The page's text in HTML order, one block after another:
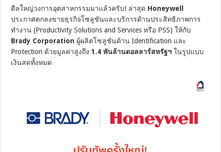
ดีลใหญ่วงการอุตสาหกรรมมาแล้วครับ! ล่าสุด Honeywell
ประกาศตกลงขายธุรกิจโซลูชันและบริการด้านประสิทธิภาพการ
ทำงาน (Productivity Solutions and Services หรือ PSS) ให้กับ
Brady Corporation ผู้ผลิตโซลูชันด้าน Identification และ
Protection ด้วยมูลค่าสูงถึง1.4 พันล้านดอลลาร์สหรัฐฯ ในรูปแบบ
เงินสดทั้งหมด